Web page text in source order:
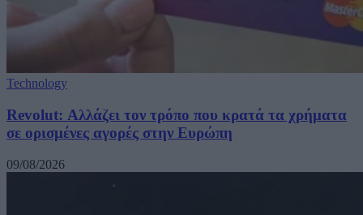
Technology
Revolut: Αλλάζει τον τρόπο που κρατά τα χρήματα
σε ορισμένες αγορές στην Ευρώπη
09/08/2026